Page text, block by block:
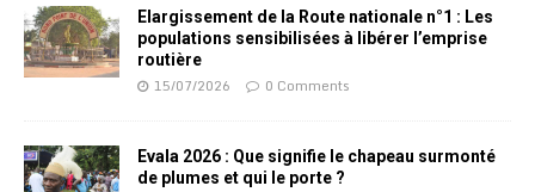
Elargissement de la Route nationale n°1 : Les
populations sensibilisées à libérer l’emprise
routière
15/07/2026 0 Comments
Evala 2026 : Que signifie le chapeau surmonté
de plumes et qui le porte ?